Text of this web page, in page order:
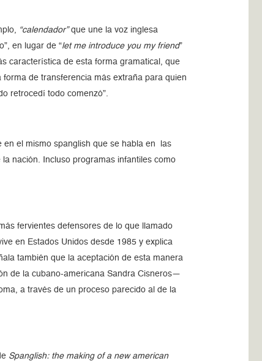
“calendador”que une la voz inglesa
en lugar de “let me introduce you my friend”
característica de esta forma gramatical, que
forma de transferencia más extraña para quien
retrocedí todo comenzó”.
en el mismo spanglish que se habla en las
nación. Incluso programas infantiles como
fervientes defensores de lo que llamado
en Estados Unidos desde 1985 y explica
también que la aceptación de esta manera
de la cubano-americana Sandra Cisneros—
a través de un proceso parecido al de la
Spanglish: the making of a new american